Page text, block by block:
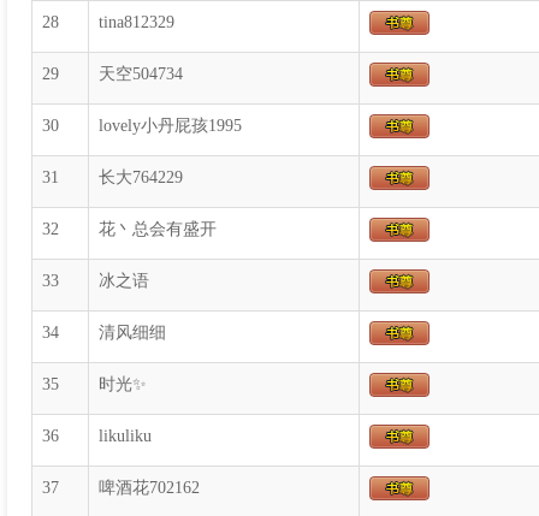
28 tina812329
29 天空504734
30 lovely小丹屁孩1995
31 长大764229
32 花丶总会有盛开
33 冰之语
34 清风细细
35 时光✨
36 likuliku
37 啤酒花702162